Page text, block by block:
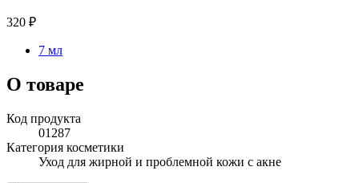
320 ₽
7 мл
О товаре
Код продукта
01287
Категория косметики
Уход для жирной и проблемной кожи с акне